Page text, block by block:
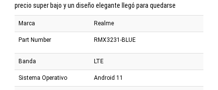
precio super bajo y un diseño elegante llegó para quedarse
Marca Realme
Part Number RMX3231-BLUE
Banda LTE
Sistema Operativo Android 11